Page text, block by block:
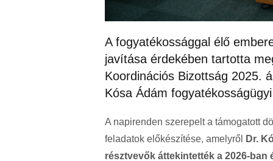
A fogyatékossággal élő
javítása érdekében tartotta
Koordinációs Bizottság 2025.
Kósa Ádám
A napirenden szerepelt a támogatott
feladatok előkészítése, amelyről
Dr.
résztvevők áttekintették a 2026-